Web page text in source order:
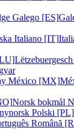
Galego [ES]
Italiano [IT]
Lëtzebuergesch
México [MX]
Norsk bokmål
Polski [PL]
Română